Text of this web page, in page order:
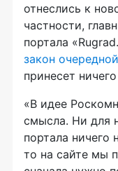
отнеслись к
частности,
портала
закон
принесет
«В идее
смысла. Ни для
портала ничего
то на сайте мы